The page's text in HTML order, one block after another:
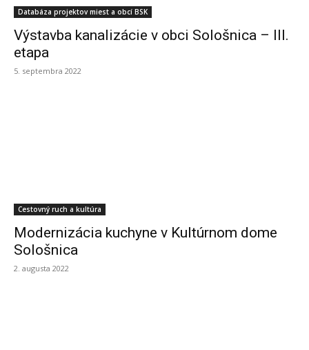
Databáza projektov miest a obcí BSK
Výstavba kanalizácie v obci Sološnica – III.
etapa
5. septembra 2022
Cestovný ruch a kultúra
Modernizácia kuchyne v Kultúrnom dome
Sološnica
2. augusta 2022